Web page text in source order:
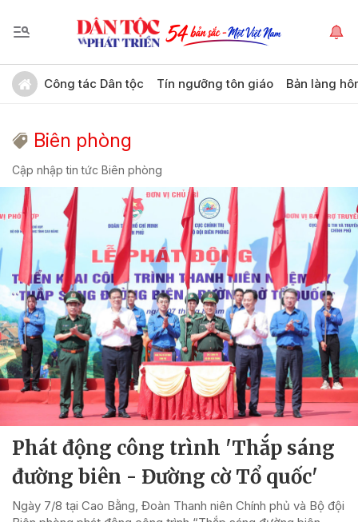
Công tác Dân tộc Tín ngưỡng tôn giáo Bản làng
Biên phòng
Cập nhập tin tức Biên phòng
Phát động công trình 'Thắp sáng
đường biên - Đường cờ Tổ quốc'
Ngày 7/8 tại Cao Bằng, Đoàn Thanh niên Chính phủ và Bộ đội